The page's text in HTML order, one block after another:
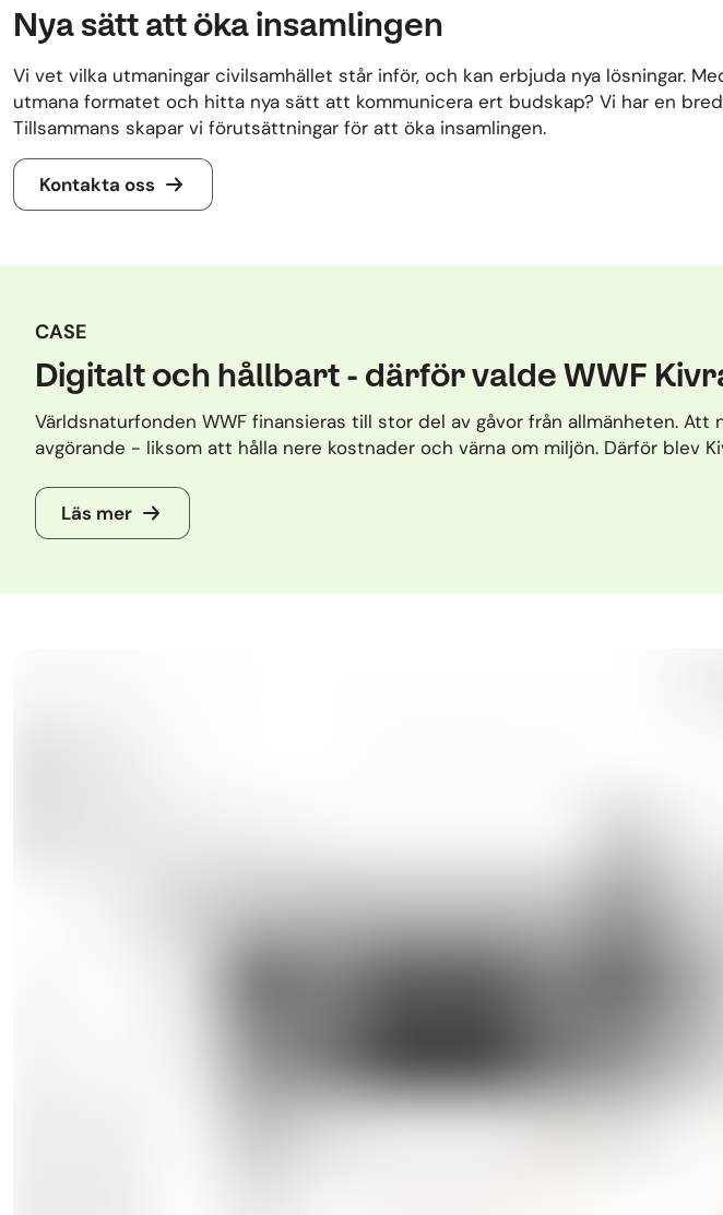
Nya sätt att öka insamlingen
Vi vet vilka utmaningar civilsamhället står inför, och kan erbjuda nya lösningar.
utmana formatet och hitta nya sätt att kommunicera ert budskap? Vi har en
Tillsammans skapar vi förutsättningar för att öka insamlingen.
Kontakta oss
CASE
Digitalt och hållbart - därför valde WWF
Världsnaturfonden WWF finansieras till stor del av gåvor från allmänheten.
avgörande - liksom att hålla nere kostnader och värna om miljön. Därför blev
Läs mer